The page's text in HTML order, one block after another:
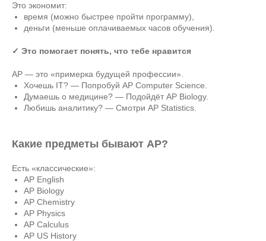
Это экономит:
время (можно быстрее пройти программу),
деньги (меньше оплачиваемых часов обучения).
✓ Это помогает понять, что тебе нравится
AP — это «примерка будущей профессии».
Хочешь IT? — Попробуй AP Computer Science.
Думаешь о медицине? — Подойдёт AP Biology.
Любишь аналитику? — Смотри AP Statistics.
Какие предметы бывают AP?
Есть «классические»:
AP English
AP Biology
AP Chemistry
AP Physics
AP Calculus
AP US History